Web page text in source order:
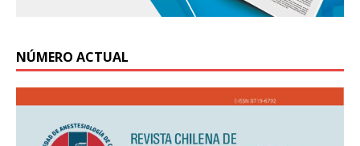
NÚMERO ACTUAL